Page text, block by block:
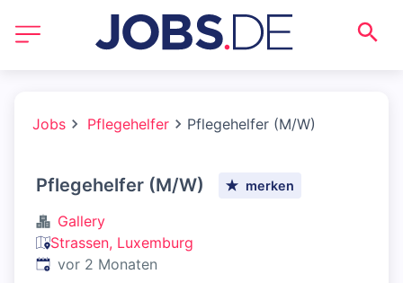
Jobs Pflegehelfer Pflegehelfer (M/W)
Pflegehelfer (M/W) merken
Gallery
Strassen, Luxemburg
Veröffentlicht:
vor 2 Monaten